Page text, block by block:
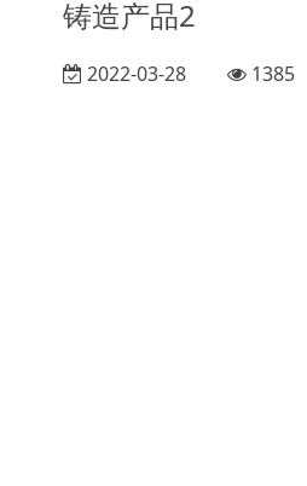
铸造产品2
2022-03-28 1385